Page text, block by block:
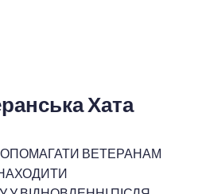
Хата
ВЕТЕРАНАМ